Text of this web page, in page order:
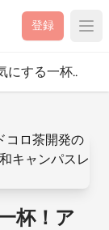
登録
にする一杯..
杯！ア